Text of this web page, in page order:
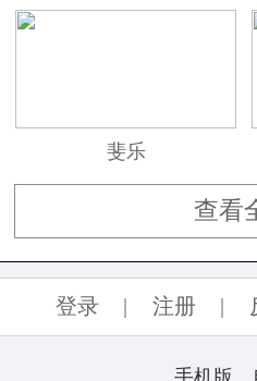
DD鞋子注重细节和搭
根据不同的场合和服装，
展现出独特的个人风格。
正式服饰，DD鞋子都能
步都散发出自信和时尚感
斐乐
查看
登录 注册